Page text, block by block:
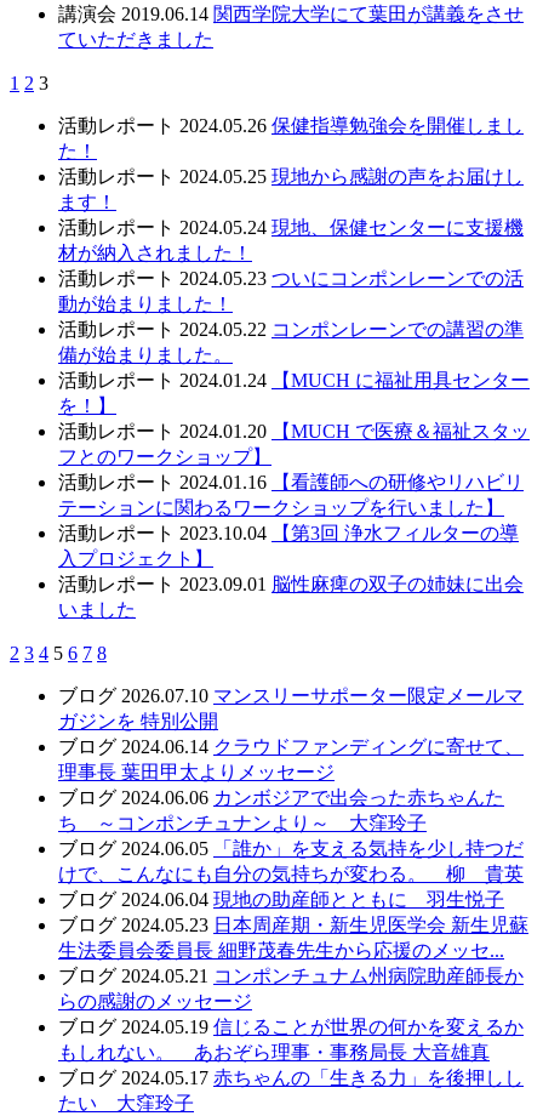
講演会 2019.06.14 関西学院大学にて葉田が講義をさせ
ていただきました
1 2 3
活動レポート 2024.05.26 保健指導勉強会を開催しまし
た！
活動レポート 2024.05.25 現地から感謝の声をお届けし
ます！
活動レポート 2024.05.24 現地、保健センターに支援機
材が納入されました！
活動レポート 2024.05.23 ついにコンポンレーンでの活
動が始まりました！
活動レポート 2024.05.22 コンポンレーンでの講習の準
備が始まりました。
活動レポート 2024.01.24
【MUCH に福祉用具センター
を！】
活動レポート 2024.01.20
【MUCH で医療＆福祉スタッ
フとのワークショップ】
活動レポート 2024.01.16
【看護師への研修やリハビリ
テーションに関わるワークショップを行いました】
活動レポート 2023.10.04
【第3回 浄水フィルターの導
入プロジェクト】
活動レポート 2023.09.01 脳性麻痺の双子の姉妹に出会
いました
2 3 4 5 6 7 8
ブログ 2026.07.10 マンスリーサポーター限定メールマ
ガジンを 特別公開
ブログ 2024.06.14 クラウドファンディングに寄せて、
理事長 葉田甲太よりメッセージ
ブログ 2024.06.06 カンボジアで出会った赤ちゃんた
ち ～コンポンチュナンより～ 大窪玲子
ブログ 2024.06.05
「誰か」を支える気持を少し持つだ
けで、こんなにも自分の気持ちが変わる。 柳 貴英
ブログ 2024.06.04 現地の助産師とともに 羽生悦子
ブログ 2024.05.23 日本周産期・新生児医学会 新生児蘇
生法委員会委員長 細野茂春先生から応援のメッセ...
ブログ 2024.05.21 コンポンチュナム州病院助産師長か
らの感謝のメッセージ
ブログ 2024.05.19 信じることが世界の何かを変えるか
もしれない。 あおぞら理事・事務局長 大音雄真
ブログ 2024.05.17 赤ちゃんの「生きる力」を後押しし
たい 大窪玲子